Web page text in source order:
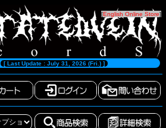
[English Online Store]
[ Last Update : July 31, 2026 (Fri.) ]